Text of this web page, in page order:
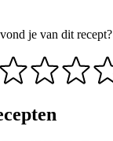
je van dit recept?